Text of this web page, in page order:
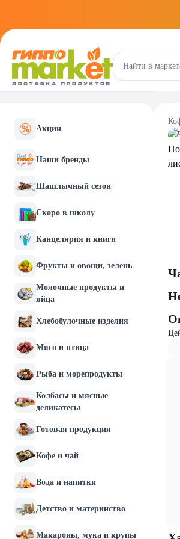
Акции
Наши бренды
Шашлычный сезон
Скоро в школу
Канцелярия и книги
Фрукты и овощи, зелень
Молочные продукты и
яйца
Хлебобулочные изделия
Мясо и птица
Рыба и морепродукты
Колбасы и мясные
деликатесы
Готовая продукция
Кофе и чай
Вода и напитки
Детство и материнство
Макароны, мука и крупы